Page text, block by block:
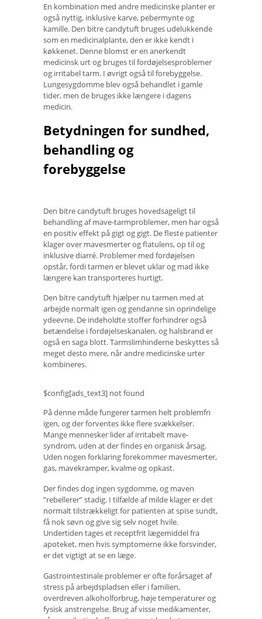
En kombination med andre medicinske planter er
også nyttig, inklusive karve, pebermynte og
kamille. Den bitre candytuft bruges udelukkende
som en medicinalplante, den er ikke kendt i
køkkenet. Denne blomst er en anerkendt
medicinsk urt og bruges til fordøjelsesproblemer
og irritabel tarm. I øvrigt også til forebyggelse.
Lungesygdomme blev også behandlet i gamle
tider, men de bruges ikke længere i dagens
medicin.
Betydningen for sundhed,
behandling og
forebyggelse
Den bitre candytuft bruges hovedsageligt til
behandling af mave-tarmproblemer, men har også
en positiv effekt på gigt og gigt. De fleste patienter
klager over mavesmerter og flatulens, op til og
inklusive diarré. Problemer med fordøjelsen
opstår, fordi tarmen er blevet uklar og mad ikke
længere kan transporteres hurtigt.
Den bitre candytuft hjælper nu tarmen med at
arbejde normalt igen og gendanne sin oprindelige
ydeevne. De indeholdte stoffer forhindrer også
betændelse i fordøjelseskanalen, og halsbrand er
også en saga blott. Tarmslimhinderne beskyttes så
meget desto mere, når andre medicinske urter
kombineres.
$config[ads_text3] not found
På denne måde fungerer tarmen helt problemfri
igen, og der forventes ikke flere svækkelser.
Mange mennesker lider af irritabelt mave-
syndrom, uden at der findes en organisk årsag.
Uden nogen forklaring forekommer mavesmerter,
gas, mavekramper, kvalme og opkast.
Der findes dog ingen sygdomme, og maven
”rebellerer” stadig. I tilfælde af milde klager er det
normalt tilstrækkeligt for patienten at spise sundt,
få nok søvn og give sig selv noget hvile.
Undertiden tages et receptfrit lægemiddel fra
apoteket, men hvis symptomerne ikke forsvinder,
er det vigtigt at se en læge.
Gastrointestinale problemer er ofte forårsaget af
stress på arbejdspladsen eller i familien,
overdreven alkoholforbrug, høje temperaturer og
fysisk anstrengelse. Brug af visse medikamenter,